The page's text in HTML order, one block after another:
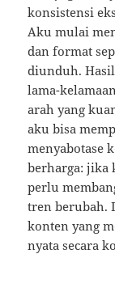
konsistensi
Aku mulai
dan format
diunduh.
lama-
arah yang
aku bisa
menyabotase
berharga: jika
perlu
tren berubah.
konten yang
nyata secara